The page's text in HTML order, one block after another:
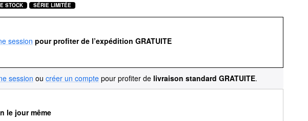
STOCK SÉRIE LIMITÉE
session pour profiter de l’expédition GRATUITE
session ou créer un compte pour profiter de livraison standard GRATUITE.
le jour même